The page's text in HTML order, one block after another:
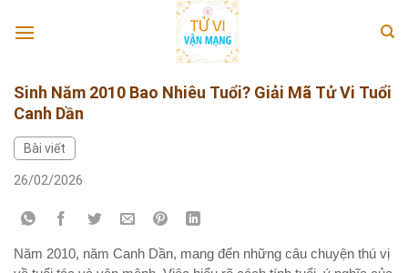
Sinh Năm 2010 Bao Nhiêu Tuổi? Giải Mã Tử Vi Tuổi
Canh Dần
Bài viết
26/02/2026
Năm 2010, năm Canh Dần, mang đến những câu chuyện thú vị